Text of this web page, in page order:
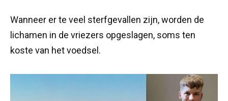
Wanneer er te veel sterfgevallen zijn, worden de
lichamen in de vriezers opgeslagen, soms ten
koste van het voedsel.